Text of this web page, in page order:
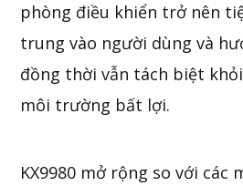
phòng điều khiển trở nên
trung vào người dùng và
đồng thời vẫn tách biệt
môi trường bất lợi.
KX9980 mở rộng so với các